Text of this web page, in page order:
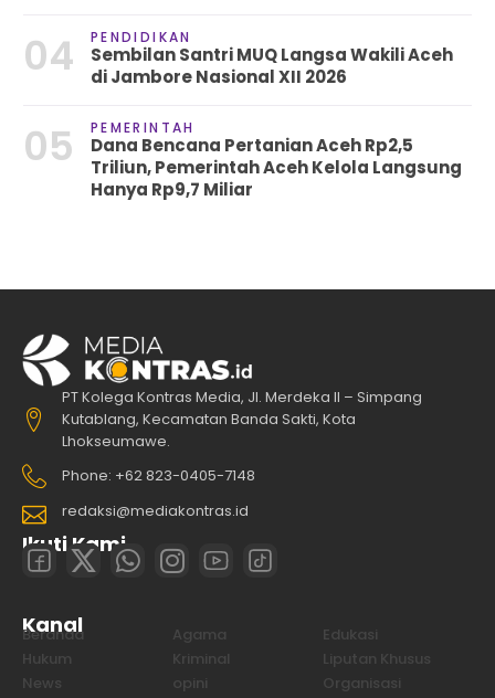
04 PENDIDIKAN
Sembilan Santri MUQ Langsa Wakili Aceh
di Jambore Nasional XII 2026
05 PEMERINTAH
Dana Bencana Pertanian Aceh Rp2,5
Triliun, Pemerintah Aceh Kelola Langsung
Hanya Rp9,7 Miliar
PT Kolega Kontras Media, Jl. Merdeka II – Simpang
Kutablang, Kecamatan Banda Sakti, Kota
Lhokseumawe.
Phone: +62 823-0405-7148
redaksi@mediakontras.id
Ikuti Kami
Kanal
Beranda Agama
Edukasi
Hukum
Kriminal
Liputan Khusus
News
opini
Organisasi